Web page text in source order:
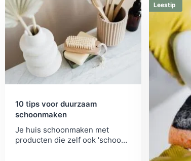
10 tips voor duurzaam
schoonmaken
Je huis schoonmaken met
producten die zelf ook 'schoon'
Leestip